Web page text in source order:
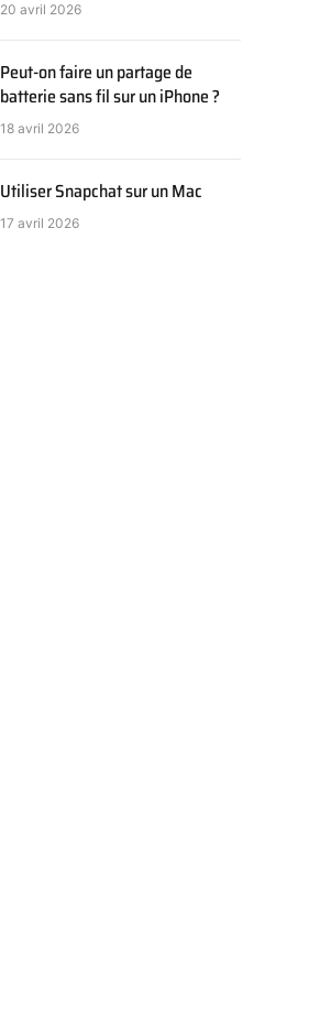
20 avril 2026
Peut-on faire un partage de
batterie sans fil sur un iPhone ?
18 avril 2026
Utiliser Snapchat sur un Mac
17 avril 2026